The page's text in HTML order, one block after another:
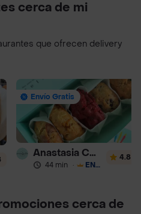
cerca de mi
que ofrecen delivery
Envío Gratis
Anastasia Cookies
44 min · ENVÍO GRATIS
4.8
cerca de